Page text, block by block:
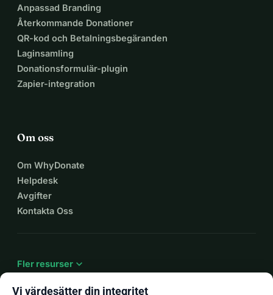
Anpassad Branding
Återkommande Donationer
QR-kod och Betalningsbegäranden
Laginsamling
Donationsformulär-plugin
Zapier-integration
Om oss
Om WhyDonate
Helpdesk
Avgifter
Kontakta Oss
Fler resurser expand_more
Vi värdesätter din integritet